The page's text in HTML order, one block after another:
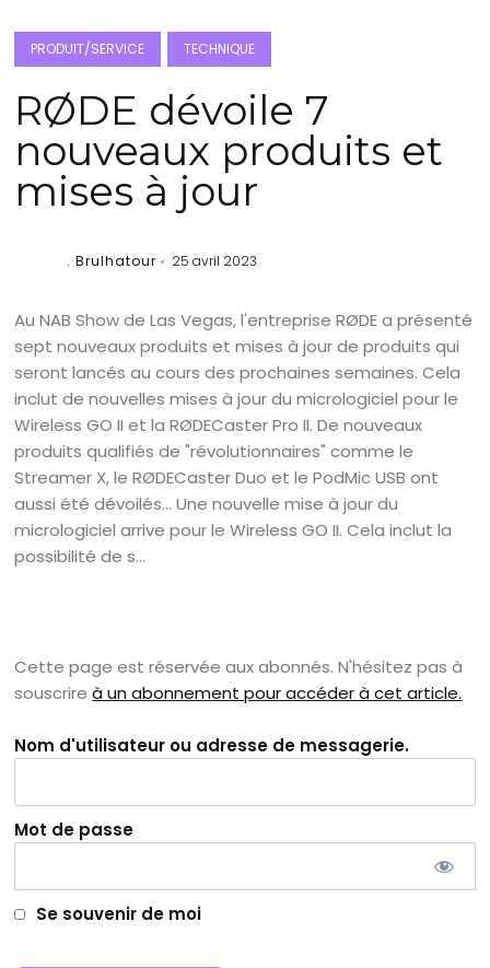
PRODUIT/SERVICE TECHNIQUE
RØDE dévoile 7
nouveaux produits et
mises à jour
. Brulhatour 25 avril 2023
Au NAB Show de Las Vegas, l'entreprise RØDE a présenté
sept nouveaux produits et mises à jour de produits qui
seront lancés au cours des prochaines semaines. Cela
inclut de nouvelles mises à jour du micrologiciel pour le
Wireless GO II et la RØDECaster Pro II. De nouveaux
produits qualifiés de "révolutionnaires" comme le
Streamer X, le RØDECaster Duo et le PodMic USB ont
aussi été dévoilés... Une nouvelle mise à jour du
micrologiciel arrive pour le Wireless GO II. Cela inclut la
possibilité de s...
Cette page est réservée aux abonnés. N'hésitez pas à
souscrireà un abonnement pour accéder à cet article.
Nom d'utilisateur ou adresse de messagerie.
Mot de passe
Se souvenir de moi